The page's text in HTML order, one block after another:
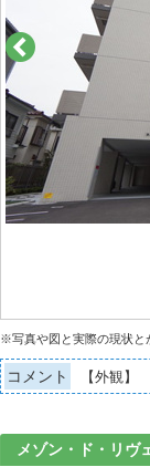
※写真や図と実際の現状と
コメント 【外観】
メゾン・ド・リヴ